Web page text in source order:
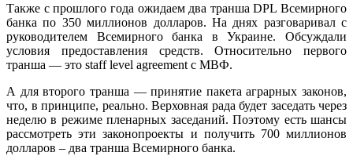
Также с прошлого года ожидаем два транша DPL Всемирного
банка по 350 миллионов долларов. На днях разговаривал с
руководителем Всемирного банка в Украине. Обсуждали
условия предоставления средств. Относительно первого
транша — это staff level agreement с МВФ.
А для второго транша — принятие пакета аграрных законов,
что, в принципе, реально. Верховная рада будет заседать через
неделю в режиме пленарных заседаний. Поэтому есть шансы
рассмотреть эти законопроекты и получить 700 миллионов
долларов – два транша Всемирного банка.